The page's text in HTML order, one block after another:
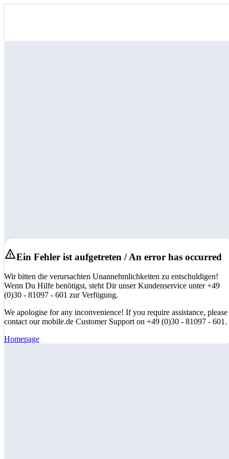
Ein Fehler ist aufgetreten / An error has occurred
Wir bitten die verursachten Unannehmlichkeiten zu entschuldigen!
Wenn Du Hilfe benötigst, steht Dir unser Kundenservice unter +49
(0)30 - 81097 - 601 zur Verfügung.
We apologise for any inconvenience! If you require assistance, please
contact our mobile.de Customer Support on +49 (0)30 - 81097 - 601.
Homepage